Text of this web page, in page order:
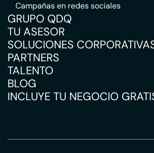
Campañas en redes sociales
GRUPO QDQ
TU ASESOR
SOLUCIONES
PARTNERS
TALENTO
BLOG
INCLUYE TU NEGOCIO